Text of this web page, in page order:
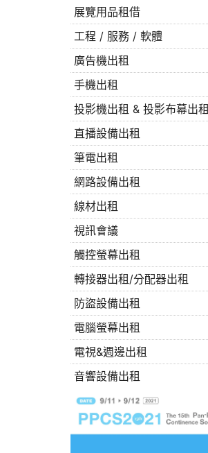
展覽用品租借
工程 / 服務 / 軟體
廣告機出租
手機出租
投影機出租 & 投影布幕出租
直播設備出租
筆電出租
網路設備出租
線材出租
視訊會議
觸控螢幕出租
轉接器出租/分配器出租
防盜設備出租
電腦螢幕出租
電視&週邊出租
音響設備出租